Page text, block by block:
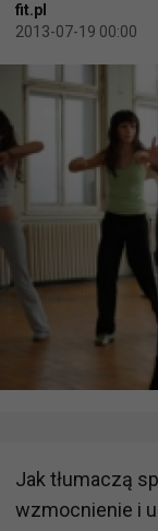
fit.pl
2013-07-19 00:00
Jak tłumaczą
wzmocnienie i